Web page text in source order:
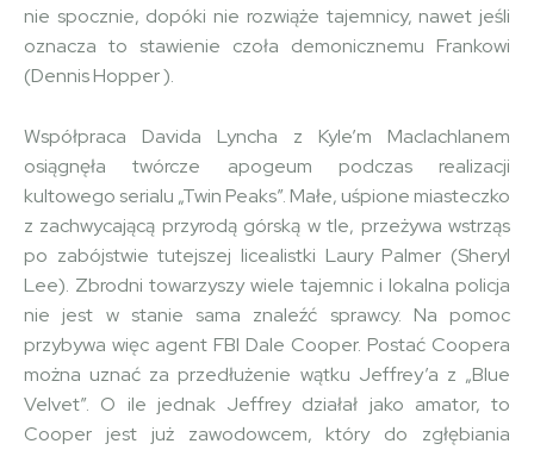
nie spocznie, dopóki nie rozwiąże tajemnicy, nawet jeśli
oznacza to stawienie czoła demonicznemu Frankowi
(Dennis Hopper ).
Współpraca Davida Lyncha z Kyle’m Maclachlanem
osiągnęła twórcze apogeum podczas realizacji
kultowego serialu „Twin Peaks”. Małe, uśpione miasteczko
z zachwycającą przyrodą górską w tle, przeżywa wstrząs
po zabójstwie tutejszej licealistki Laury Palmer (Sheryl
Lee). Zbrodni towarzyszy wiele tajemnic i lokalna policja
nie jest w stanie sama znaleźć sprawcy. Na pomoc
przybywa więc agent FBI Dale Cooper. Postać Coopera
można uznać za przedłużenie wątku Jeffrey’a z „Blue
Velvet”. O ile jednak Jeffrey działał jako amator, to
Cooper jest już zawodowcem, który do zgłębiania